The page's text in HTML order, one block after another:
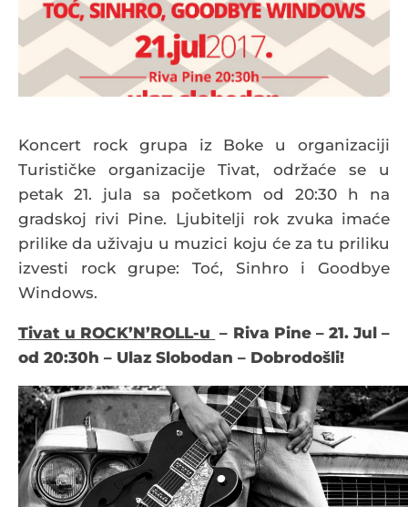
Koncert rock grupa iz Boke u organizaciji
Turističke organizacije Tivat, održaće se u
petak 21. jula sa početkom od 20:30 h na
gradskoj rivi Pine. Ljubitelji rok zvuka imaće
prilike da uživaju u muzici koju će za tu priliku
izvesti rock grupe: Toć, Sinhro i Goodbye
Windows.
Tivat u ROCK’N’ROLL-u – Riva Pine – 21. Jul –
od 20:30h – Ulaz Slobodan – Dobrodošli!